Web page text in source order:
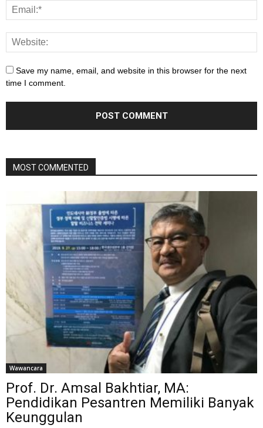
Save my name, email, and website in this browser for the next
time I comment.
MOST COMMENTED
Wawancara
Prof. Dr. Amsal Bakhtiar, MA:
Pendidikan Pesantren Memiliki Banyak
Keunggulan